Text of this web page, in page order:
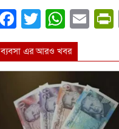
Facebook
Twitter
ব্যবসা এর আরও খবর